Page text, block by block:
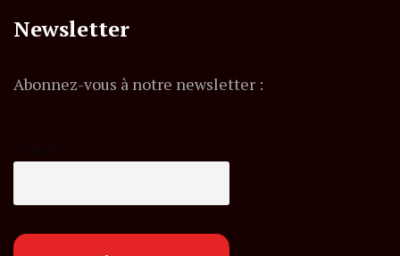
Newsletter
Abonnez-vous à notre newsletter :